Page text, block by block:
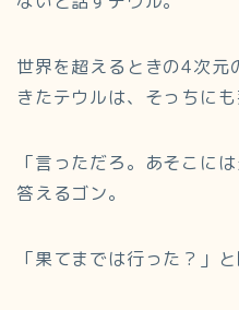
世界を超えるときの4次元
きたテウルは、そっちに
「言っただろ。あそこに
答えるゴン。
「果てまでは行った？」と